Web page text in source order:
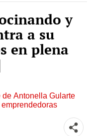
y
a su
en plena
de Antonella Gularte